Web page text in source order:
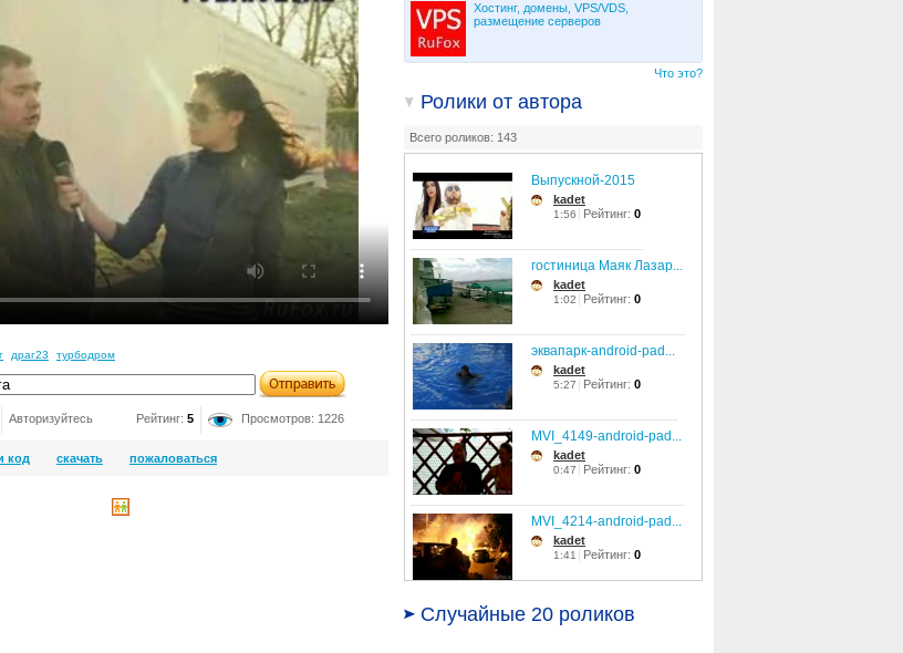
Хостинг, домены, VPS/VDS,
размещение серверов
Что это?
Ролики от автора
Всего роликов: 143
Выпускной-2015
kadet
1:56 Рейтинг: 0
гостиница Маяк Лазар...
kadet
1:02 Рейтинг: 0
эквапарк-android-pad...
kadet
5:27 Рейтинг: 0
MVI_4149-android-pad...
kadet
0:47 Рейтинг: 0
MVI_4214-android-pad...
kadet
1:41 Рейтинг: 0
студенческое нашеств...
kadet
Случайные 20 роликов
драг23 турбодром
Авторизуйтесь Рейтинг: 5 Просмотров: 1226
код скачать пожаловаться